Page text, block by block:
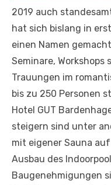
2019 auch
hat sich bislang in
einen Namen
Seminare, Workshops
Trauungen im
bis zu 250 Personen
Hotel GUT
steigern sind unter
mit eigener Sauna
Ausbau des
Baugenehmigungen